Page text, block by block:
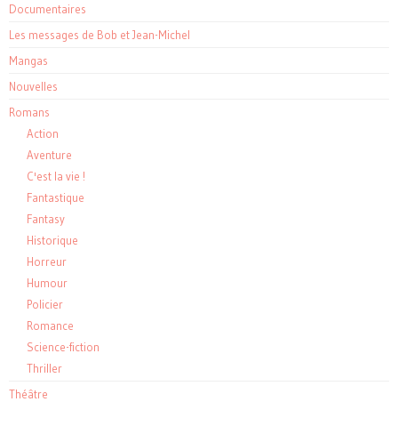
Documentaires
Les messages de Bob et Jean-Michel
Mangas
Nouvelles
Romans
Action
Aventure
C'est la vie !
Fantastique
Fantasy
Historique
Horreur
Humour
Policier
Romance
Science-fiction
Thriller
Théâtre